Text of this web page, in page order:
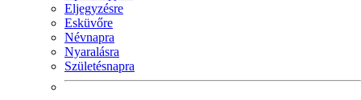
Eljegyzésre
Esküvőre
Névnapra
Nyaralásra
Születésnapra